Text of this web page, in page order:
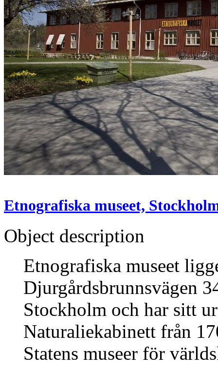
Etnografiska museet,
Object description
Etnografiska museet
Djurgårdsbrunnsvägen
Stockholm och har sitt
Naturaliekabinett från
Statens museer för